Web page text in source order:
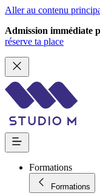
Aller au contenu
Admission immédiate
réserve ta place
Formations
Formations